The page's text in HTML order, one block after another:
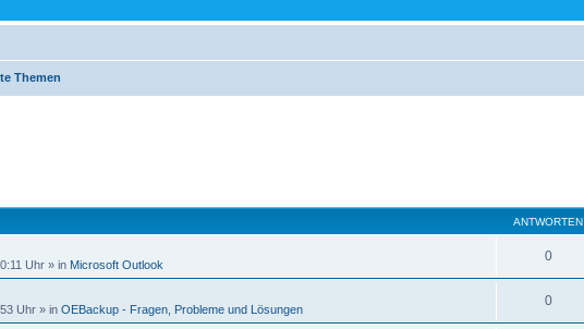
Themen
ANTWORTEN
Uhr » in Microsoft Outlook
0
Uhr » in OEBackup - Fragen, Probleme und Lösungen
0